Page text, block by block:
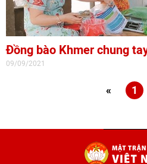
Đồng bào Khmer chung
09/09/2021
« 1